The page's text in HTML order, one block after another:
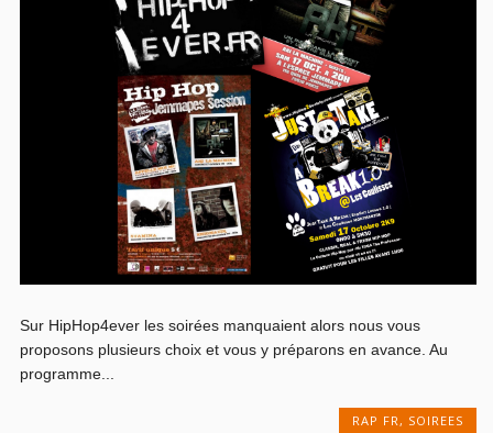
Sur HipHop4ever les soirées manquaient alors nous vous
proposons plusieurs choix et vous y préparons en avance. Au
programme...
RAP FR, SOIREES